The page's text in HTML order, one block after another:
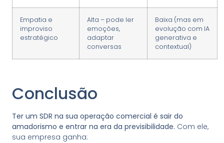
Empatia e
improviso
estratégico
Alta – pode ler
emoções,
adaptar
conversas
Baixa (mas em
evolução com IA
generativa e
contextual)
Conclusão
Ter um SDR na sua operação comercial é sair do
amadorismo e entrar na era da previsibilidade. Com ele,
sua empresa ganha: